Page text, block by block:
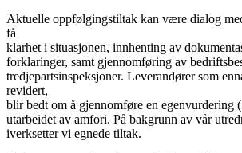
Aktuelle oppfølgingstiltak kan være dialog
få
klarhet i situasjonen, innhenting av
forklaringer, samt gjennomføring av
tredjepartsinspeksjoner. Leverandører som
revidert,
blir bedt om å gjennomføre en egenvurdering
utarbeidet av amfori. På bakgrunn av vår
iverksetter vi egnede tiltak.